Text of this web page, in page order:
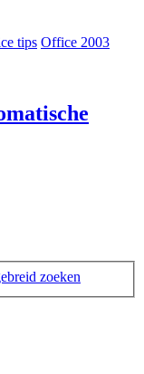
tips Office 2003
zoeken